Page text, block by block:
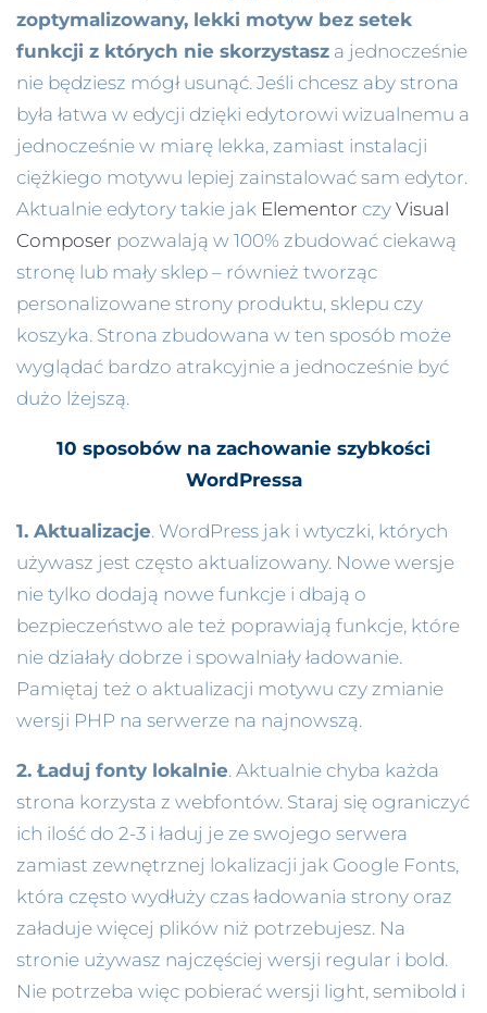
zoptymalizowany, lekki motyw bez setek
funkcji z których nie skorzystasza jednocześnie
nie będziesz mógł usunąć. Jeśli chcesz aby strona
była łatwa w edycji dzięki edytorowi wizualnemu a
jednocześnie w miarę lekka, zamiast instalacji
ciężkiego motywu lepiej zainstalować sam edytor.
Aktualnie edytory takie jak Elementor czyVisual
Composer pozwalają w 100% zbudować ciekawą
stronę lub mały sklep – również tworząc
personalizowane strony produktu, sklepu czy
koszyka. Strona zbudowana w ten sposób może
wyglądać bardzo atrakcyjnie a jednocześnie być
dużo lżejszą.
10 sposobów na zachowanie szybkości
WordPressa
1. Aktualizacje. WordPress jak i wtyczki, których
używasz jest często aktualizowany. Nowe wersje
nie tylko dodają nowe funkcje i dbają o
bezpieczeństwo ale też poprawiają funkcje, które
nie działały dobrze i spowalniały ładowanie.
Pamiętaj też o aktualizacji motywu czy zmianie
wersji PHP na serwerze na najnowszą.
2. Ładuj fonty lokalnie. Aktualnie chyba każda
strona korzysta z webfontów. Staraj się ograniczyć
ich ilość do 2-3 i ładuj je ze swojego serwera
zamiast zewnętrznej lokalizacji jak Google Fonts,
która często wydłuży czas ładowania strony oraz
załaduje więcej plików niż potrzebujesz. Na
stronie używasz najczęściej wersji regular i bold.
Nie potrzeba więc pobierać wersji light, semibold i